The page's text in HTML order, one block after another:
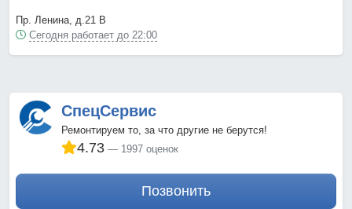
Пр. Ленина, д.21 В
Сегодня работает до 22:00
СпецСервис
Ремонтируем то, за что другие не берутся!
4.73 1997 оценок
Позвонить